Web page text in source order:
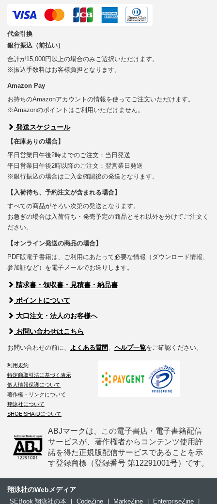
代金引換
銀行振込（前払い）
合計が15,000円以上の場合のみご選択いただけます。
※振込手数料はお客様負担となります。
Amazon Pay
お持ちのAmazonアカウントの情報を使ってご注文いただけます。
※Amazonのポイントはご利用いただけません。
発送スケジュール
【在庫ありの場合】
平日営業日午後2時までのご注文：当日発送
平日営業日午後2時以降のご注文：翌営業日発送
※銀行振込の場合はご入金確認後の発送となります。
【入荷待ち、予約注文が含まれる場合】
すべての商品がそろい次第の発送となります。
お急ぎの場合は入荷待ち・発売予定の商品とそれ以外を分けてご注文く
ださい。
【オンライン発送の商品の場合】
PDF版電子書籍は、ご利用にあたって必要な情報（ダウンロード情報、
参加証など）を電子メールでお送りします。
請求書・領収書・見積書・納品書
ポイントについて
大口注文・法人のお客様へ
お問い合わせはこちら
お問い合わせの前に、 よくある質問、 ヘルプ一覧をご確認ください。
利用規約
特定商取引法に基づく表示
個人情報保護について
著作権・リンクについて
翔泳社について
SHOEISHA iDについて
ABJマークは、この電子書店・電子書籍配信
サービスが、著作権者からコンテンツ使用許
諾を得た正規版配信サービスであることを示
す登録商標（登録番号 第12291001号）です。
翔泳社のWebメディア
SEBook 翔泳社の本 CodeZine MarkeZine EnterpriseZine